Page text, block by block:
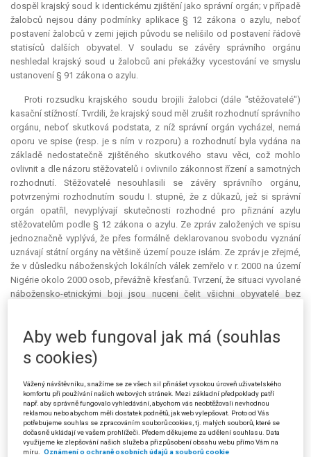
dospěl krajský soud k identickému zjištění jako správní orgán; v případě
žalobců nejsou dány podmínky aplikace § 12 zákona o azylu, neboť
postavení žalobců v zemi jejich původu se nelišilo od postavení řádově
statisíců dalších obyvatel. V souladu se závěry správního orgánu
neshledal krajský soud u žalobců ani překážky vycestování ve smyslu
ustanovení § 91 zákona o azylu.
Proti rozsudku krajského soudu brojili žalobci (dále "stěžovatelé")
kasační stížností. Tvrdili, že krajský soud měl zrušit rozhodnutí správního
orgánu, neboť skutková podstata, z níž správní orgán vycházel, nemá
oporu ve spise (resp. je s ním v rozporu) a rozhodnutí byla vydána na
základě nedostatečně zjištěného skutkového stavu věci, což mohlo
ovlivnit a dle názoru stěžovatelů i ovlivnilo zákonnost řízení a samotných
rozhodnutí. Stěžovatelé nesouhlasili se závěry správního orgánu,
potvrzenými rozhodnutím soudu I. stupně, že z důkazů, jež si správní
orgán opatřil, nevyplývají skutečnosti rozhodné pro přiznání azylu
stěžovatelům podle § 12 zákona o azylu. Ze zpráv založených ve spisu
jednoznačně vyplývá, že přes formálně deklarovanou svobodu vyznání
uznávají státní orgány na většině území pouze islám. Ze zpráv je zřejmé,
že v důsledku náboženských lokálních válek zemřelo v r. 2000 na území
Nigérie okolo 2000 osob, převážně křesťanů. Tvrzení, že situaci vyvolané
nábožensko-etnickými boji jsou nuceni čelit všichni obyvatelé bez
násilné střety. Faktem naopak je - jak ostatně ze zpráv o zemi původu
stěžovatelů vyplývá - že policejní složky se na celém území domovského
státu stěžovatelů dopouštějí mnoha vážných porušení lidských práv.
byli vystaveni těžkostem v souvislosti se zaváděním a uplatňováním
právašarí´a. Stěžovatelé jako křesťané cítí obavu a strach z
pronásledování z důvodu svého náboženství. Správní orgán i krajský
soud se omezily na zjišťování a hodnocení obecné situace v zemi
původu stěžovatelů, aniž přihlédly k individuální situaci stěžovatelů.
Aby web fungoval jak má (souhlas
s cookies)
Vážený návštěvníku, snažíme se ze všech sil přinášet vysokou úroveň uživatelského
komfortu při používání našich webových stránek. Mezi základní předpoklady patří
např. aby správně fungovalo vyhledávání, abychom vás neobtěžovali nevhodnou
reklamou nebo abychom měli dostatek podnětů, jak web vylepšovat. Proto od Vás
potřebujeme souhlas se zpracováním souborů cookies, tj. malých souborů, které se
dočasně ukládají ve vašem prohlížeči. Předem děkujeme za udělení souhlasu. Data
využijeme ke zlepšování našich služeb a přizpůsobení obsahu webu přímo Vám na
míru. Oznámení o ochraně osobních údajů a souborů cookie